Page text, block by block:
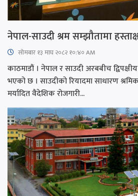
नेपाल-साउदी श्रम सम्झौतामा
सोमबार १३ माघ २०८२ १०:४० AM
काठमाडौं । नेपाल र साउदी अरबबीच
भएको छ । साउदीको रियादमा साधारण
मर्यादित वैदेशिक रोजगारी...